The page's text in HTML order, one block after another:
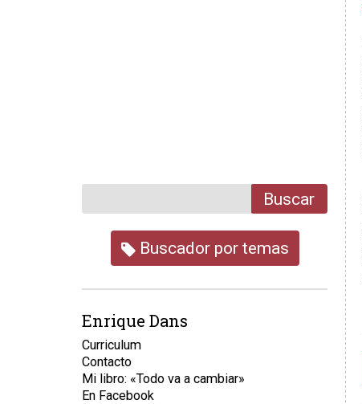
Buscar
Buscador por temas
Enrique Dans
Curriculum
Contacto
Mi libro: «Todo va a cambiar»
En Facebook